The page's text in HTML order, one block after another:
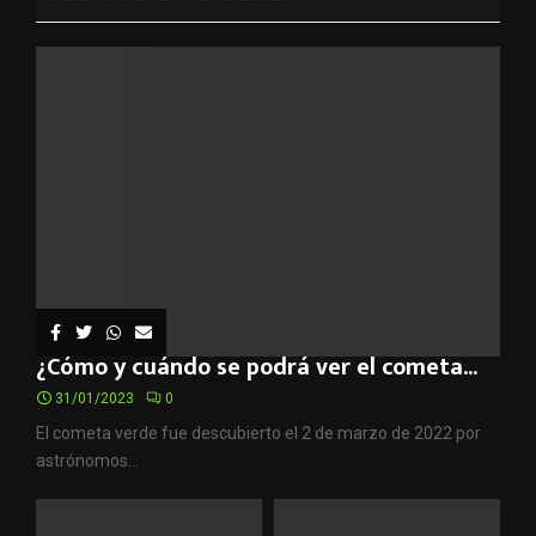
¿Cómo y cuándo se podrá ver el cometa...
31/01/2023 0
El cometa verde fue descubierto el 2 de marzo de 2022 por
astrónomos...